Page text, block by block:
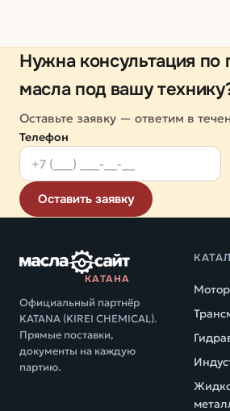
Нужна консультация по
масла под вашу
Оставьте заявку — ответим в
Телефон
Оставить заявку
КАТАНА
Официальный партнёр
KATANA (KIREI CHEMICAL).
Прямые поставки,
документы на каждую
партию.